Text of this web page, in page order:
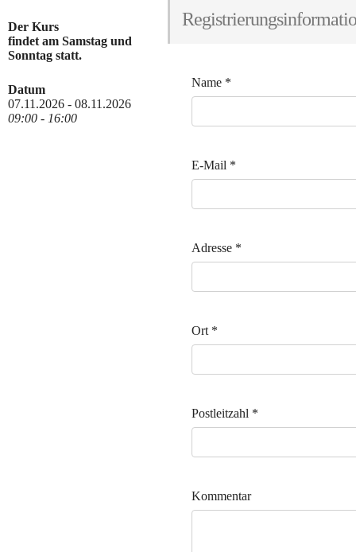
Der Kurs
findet am Samstag und
Sonntag statt.
Datum
07.11.2026 - 08.11.2026
09:00 - 16:00
Name *
E-Mail *
Adresse *
Ort *
Postleitzahl *
Kommentar